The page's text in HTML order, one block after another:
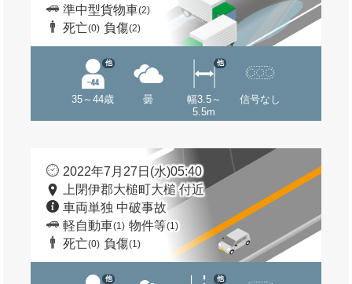
準中型貨物車(2)
死亡(0) 負傷(2)
35～44歳
他
曇
幅3.5～
5.5m
他
信号なし
2022年7月27日(水)05:40
上閉伊郡大槌町大槌 付近
車両単独 中破事故
軽自動車(1) 物件等(1)
死亡(0) 負傷(1)
他 他